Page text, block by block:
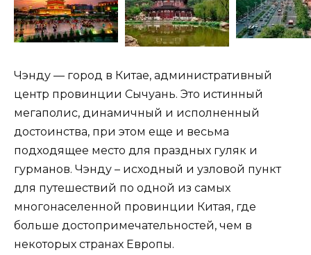
Чэнду — город в Китае, административный
центр провинции Сычуань. Это истинный
мегаполис, динамичный и исполненный
достоинства, при этом еще и весьма
подходящее место для праздных гуляк и
гурманов. Чэнду – исходный и узловой пункт
для путешествий по одной из самых
многонаселенной провинции Китая, где
больше достопримечательностей, чем в
некоторых странах Европы.